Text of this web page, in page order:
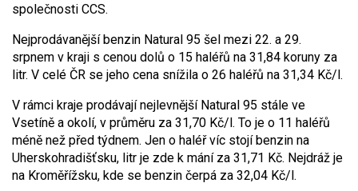
společnosti CCS.
Nejprodávanější benzin Natural 95 šel mezi 22. a 29.
srpnem v kraji s cenou dolů o 15 haléřů na 31,84 koruny za
litr. V celé ČR se jeho cena snížila o 26 haléřů na 31,34 Kč/l.
V rámci kraje prodávají nejlevnější Natural 95 stále ve
Vsetíně a okolí, v průměru za 31,70 Kč/l. To je o 11 haléřů
méně než před týdnem. Jen o haléř víc stojí benzin na
Uherskohradišťsku, litr je zde k mání za 31,71 Kč. Nejdráž je
na Kroměřížsku, kde se benzin čerpá za 32,04 Kč/l.